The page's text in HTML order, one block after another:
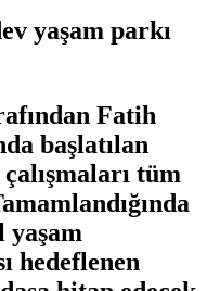
yaşam parkı
Fatih
başlatılan
tüm
yaşam
hedeflenen